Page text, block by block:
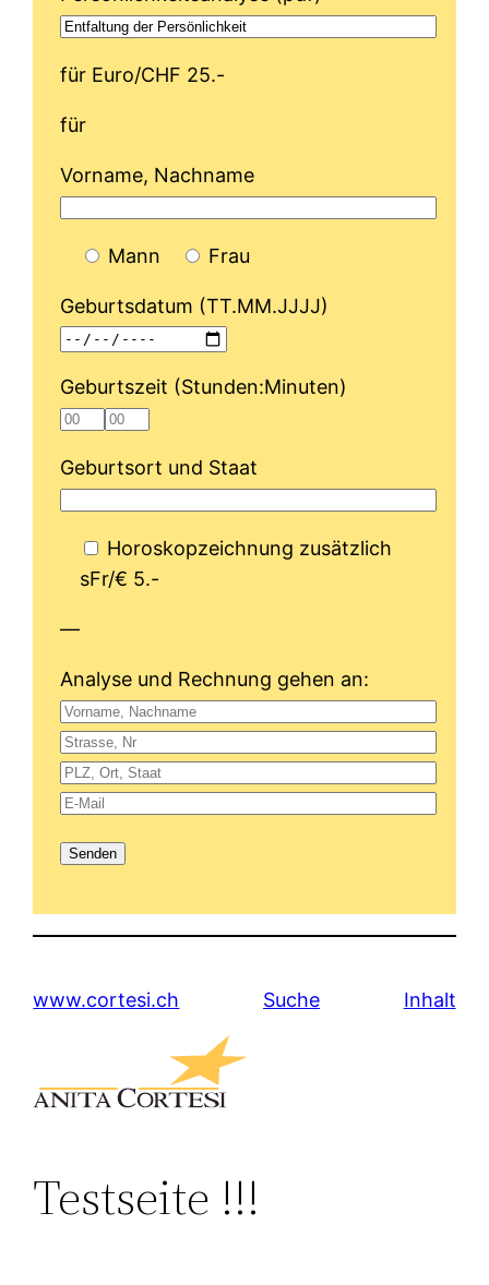
für Euro/CHF 25.-
für
Vorname, Nachname
Mann Frau
Geburtsdatum (TT.MM.JJJJ)
Geburtszeit (Stunden:Minuten)
Geburtsort und Staat
Horoskopzeichnung zusätzlich
sFr/€ 5.-
—
Analyse und Rechnung gehen an:
www.cortesi.ch Suche Inhalt
Testseite !!!